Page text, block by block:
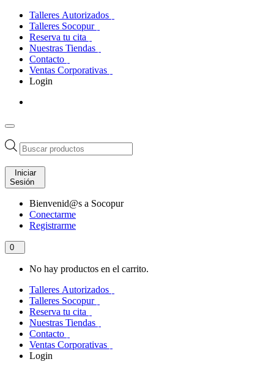
Talleres Autorizados
Talleres Socopur
Reserva tu cita
Nuestras Tiendas
Contacto
Ventas Corporativas
Login
Búsqueda
de
productos
Iniciar
Sesión
Bienvenid@s a Socopur
Conectarme
Registrarme
0
No hay productos en el carrito.
Talleres Autorizados
Talleres Socopur
Reserva tu cita
Nuestras Tiendas
Contacto
Ventas Corporativas
Login